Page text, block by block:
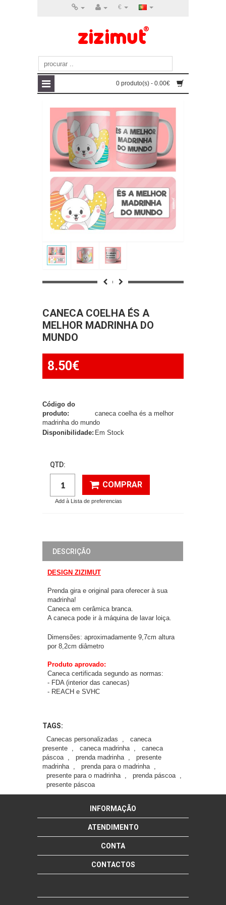
€
0 produto(s) - 0.00€
CANECA COELHA ÉS A
MELHOR MADRINHA DO
MUNDO
8.50€
Código do
produto:
caneca coelha és a melhor
madrinha do mundo
Disponibilidade:Em Stock
QTD:
COMPRAR
Add à Lista de preferencias
DESCRIÇÃO
DESIGN ZIZIMUT
Prenda gira e original para oferecer à sua
madrinha!
Caneca em cerâmica branca.
A caneca pode ir à máquina de lavar loiça.
Dimensões: aproximadamente 9,7cm altura
por 8,2cm diâmetro
Produto aprovado:
Caneca certificada segundo as normas:
- FDA (interior das canecas)
- REACH e SVHC
TAGS:
Canecas personalizadas
caneca
presente
caneca madrinha
caneca
páscoa
prenda madrinha
presente
madrinha
prenda para o madrinha
presente para o madrinha
prenda páscoa
presente páscoa
INFORMAÇÃO
ATENDIMENTO
CONTA
CONTACTOS